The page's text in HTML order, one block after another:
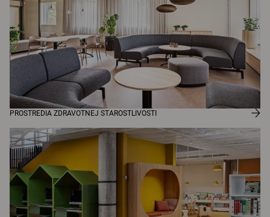
PROSTREDIA ZDRAVOTNEJ STAROSTLIVOSTI